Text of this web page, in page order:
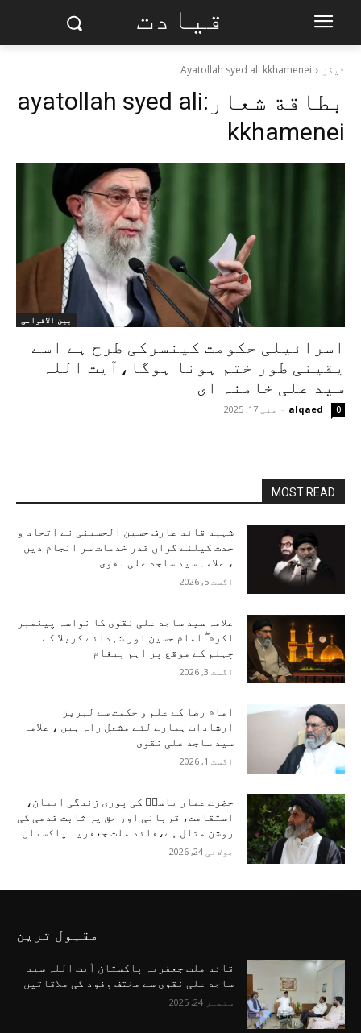
قیادت
ٹیگز Ayatollah syed ali kkhamenei
بطاقة شعار:ayatollah syed ali
kkhamenei
بین الاقوامی
اسرائیلی حکومت کینسرکی طرح ہے اسے
یقینی طور ختم ہونا ہوگا،آیت اللہ
سید علی خامنہ ای
alqaed
- مئی 17, 2025 0
MOST READ
شہید قائد عارف حسین الحسینی نے اتحاد و
حدت کیلئے گراں قدر خدمات سر انجام دیں
، علامہ سید ساجد علی نقوی
اگست 5, 2026
علامہ سید ساجد علی نقوی کا نواسہ پیغمبر
اکرم ۖ امام حسین اور شہدائے کربلا کے
چہلم کے موقع پر اہم پیغام
اگست 3, 2026
امام رضا کے علم و حکمت سے لبریز
ارشادات ہمارے لئے مشعل راہ ہیں ، علامہ
سید ساجد علی نقوی
اگست 1, 2026
حضرت عمار یاسرؑ کی پوری زندگی ایمان،
استقامت، قربانی اور حق پر ثابت قدمی کی
روشن مثال ہے،قائد ملت جعفریہ پاکستان
جولائی 24, 2026
مقبول ترین
قائد ملت جعفریہ پاکستان آیت اللہ سید
ساجد علی نقوی سے مختف وفود کی ملاقاتیں
ستمبر 24, 2025